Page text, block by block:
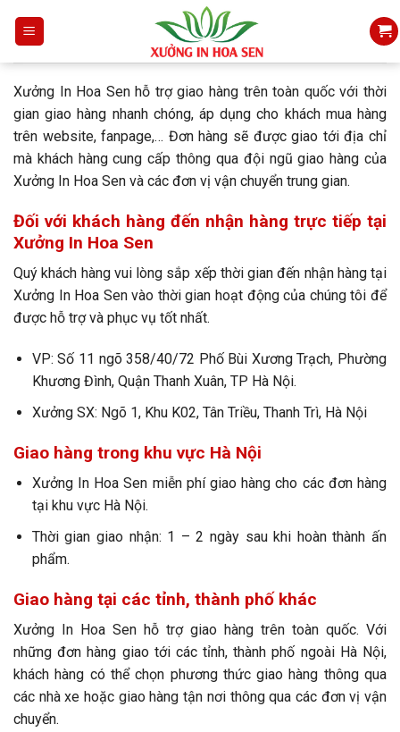
Xưởng In Hoa Sen hỗ trợ giao hàng trên toàn quốc với thời
gian giao hàng nhanh chóng, áp dụng cho khách mua hàng
trên website, fanpage,… Đơn hàng sẽ được giao tới địa chỉ
mà khách hàng cung cấp thông qua đội ngũ giao hàng của
Xưởng In Hoa Sen và các đơn vị vận chuyển trung gian.
Đối với khách hàng đến nhận hàng trực tiếp tại
Xưởng In Hoa Sen
Quý khách hàng vui lòng sắp xếp thời gian đến nhận hàng tại
Xưởng In Hoa Sen vào thời gian hoạt động của chúng tôi để
được hỗ trợ và phục vụ tốt nhất.
VP: Số 11 ngõ 358/40/72 Phố Bùi Xương Trạch, Phường
Khương Đình, Quận Thanh Xuân, TP Hà Nội.
Xưởng SX: Ngõ 1, Khu K02, Tân Triều, Thanh Trì, Hà Nội
Giao hàng trong khu vực Hà Nội
Xưởng In Hoa Sen miễn phí giao hàng cho các đơn hàng
tại khu vực Hà Nội.
Thời gian giao nhận: 1 – 2 ngày sau khi hoàn thành ấn
phẩm.
Giao hàng tại các tỉnh, thành phố khác
Xưởng In Hoa Sen hỗ trợ giao hàng trên toàn quốc. Với
những đơn hàng giao tới các tỉnh, thành phố ngoài Hà Nội,
khách hàng có thể chọn phương thức giao hàng thông qua
các nhà xe hoặc giao hàng tận nơi thông qua các đơn vị vận
chuyển.